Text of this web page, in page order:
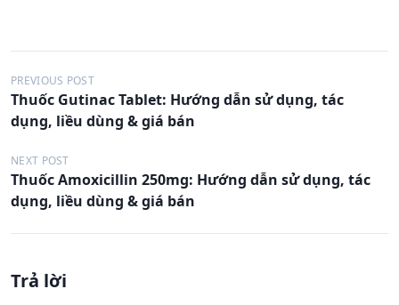
Đ
i
u
h
ư
n
PREVIOUS POST
Thuốc Gutinac Tablet: Hướng dẫn sử dụng, tác
dụng, liều dùng & giá bán
NEXT POST
Thuốc Amoxicillin 250mg: Hướng dẫn sử dụng, tác
dụng, liều dùng & giá bán
Trả lời